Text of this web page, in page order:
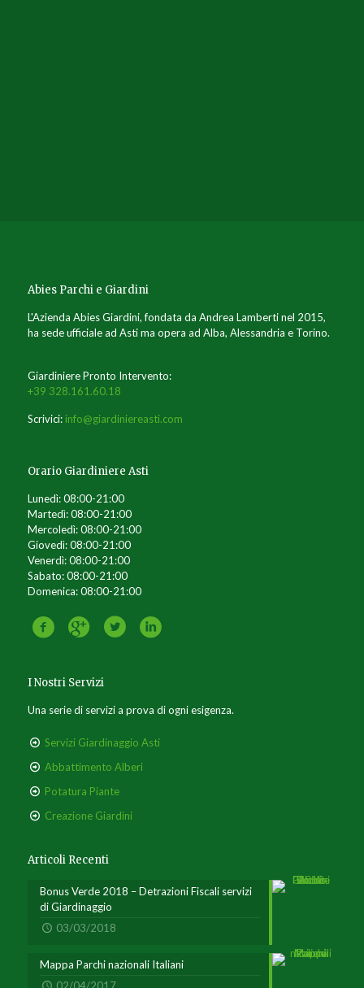
Abies Parchi e Giardini
L'Azienda Abies Giardini, fondata da Andrea Lamberti nel 2015,
ha sede ufficiale ad Asti ma opera ad Alba, Alessandria e Torino.
Giardiniere Pronto Intervento:
+39 328.161.60.18
Scrivici: info@giardiniereasti.com
Orario Giardiniere Asti
Lunedì: 08:00-21:00
Martedì: 08:00-21:00
Mercoledì: 08:00-21:00
Giovedì: 08:00-21:00
Venerdì: 08:00-21:00
Sabato: 08:00-21:00
Domenica: 08:00-21:00
I Nostri Servizi
Una serie di servizi a prova di ogni esigenza.
Servizi Giardinaggio Asti
Abbattimento Alberi
Potatura Piante
Creazione Giardini
Articoli Recenti
Bonus Verde 2018 – Detrazioni Fiscali servizi
di Giardinaggio
03/03/2018
Mappa Parchi nazionali Italiani